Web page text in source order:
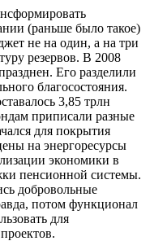
(раньше было такое)
не на один, а на три
резервов. В 2008
Его разделили
благосостояния.
3,85 трлн
приписали разные
для покрытия
на энергоресурсы
экономики в
пенсионной системы.
добровольные
потом функционал
для